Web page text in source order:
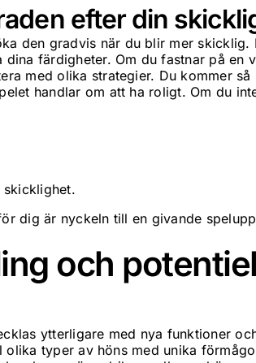
efter din
den gradvis när du blir mer
färdigheter. Om du fastnar på en
med olika strategier. Du kommer
handlar om att ha roligt. Om du
skicklighet.
dig är nyckeln till en givande
och
ytterligare med nya funktioner
typer av höns med unika